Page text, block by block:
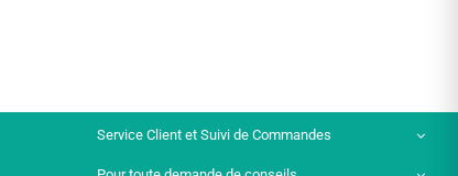
Service Client et Suivi de Commandes